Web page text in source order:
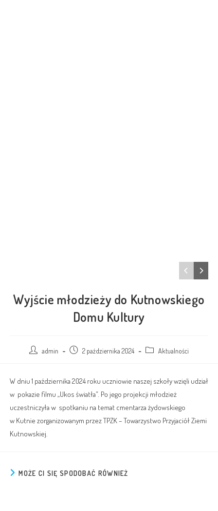
Wyjście młodzieży do Kutnowskiego
Domu Kultury
admin 2 października 2024 Aktualności
W dniu 1 października 2024 roku uczniowie naszej szkoły wzięli udział
w pokazie filmu „Ukos światła”. Po jego projekcji młodzież
uczestniczyła w spotkaniu na temat cmentarza żydowskiego
w Kutnie zorganizowanym przez TPZK – Towarzystwo Przyjaciół Ziemi
Kutnowskiej.
MOŻE CI SIĘ SPODOBAĆ RÓWNIEŻ